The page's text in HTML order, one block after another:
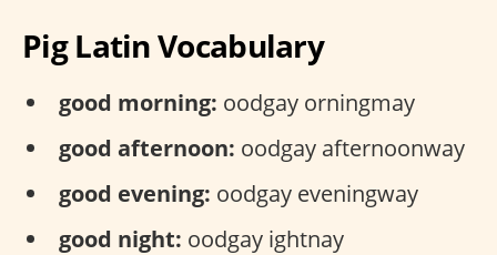
Pig Latin Vocabulary
good morning: oodgay orningmay
good afternoon: oodgay afternoonway
good evening: oodgay eveningway
good night: oodgay ightnay